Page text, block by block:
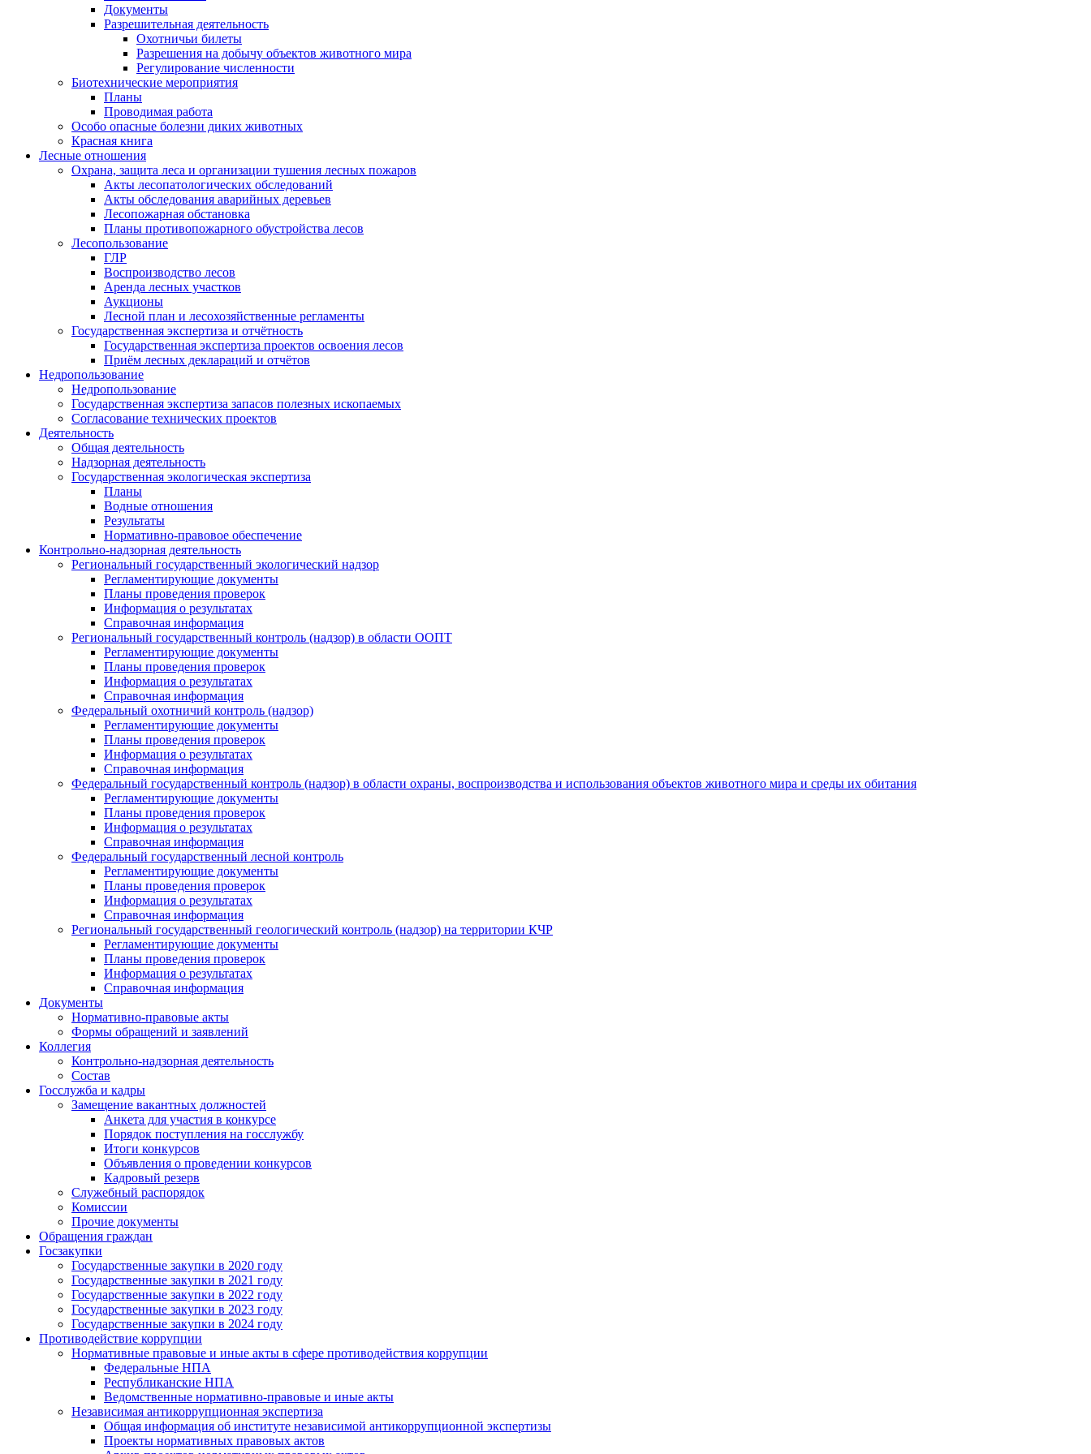
Документы
Разрешительная деятельность
Охотничьи билеты
Разрешения на добычу объектов животного мира
Регулирование численности
Биотехнические мероприятия
Планы
Проводимая работа
Особо опасные болезни диких животных
Красная книга
Лесные отношения
Охрана, защита леса и организации тушения лесных пожаров
Акты лесопатологических обследований
Акты обследования аварийных деревьев
Лесопожарная обстановка
Планы противопожарного обустройства лесов
Лесопользование
ГЛР
Воспроизводство лесов
Аренда лесных участков
Аукционы
Лесной план и лесохозяйственные регламенты
Государственная экспертиза и отчётность
Государственная экспертиза проектов освоения лесов
Приём лесных деклараций и отчётов
Недропользование
Недропользование
Государственная экспертиза запасов полезных ископаемых
Согласование технических проектов
Деятельность
Общая деятельность
Надзорная деятельность
Государственная экологическая экспертиза
Планы
Водные отношения
Результаты
Нормативно-правовое обеспечение
Контрольно-надзорная деятельность
Региональный государственный экологический надзор
Регламентирующие документы
Планы проведения проверок
Информация о результатах
Справочная информация
Региональный государственный контроль (надзор) в области ООПТ
Регламентирующие документы
Планы проведения проверок
Информация о результатах
Справочная информация
Федеральный охотничий контроль (надзор)
Регламентирующие документы
Планы проведения проверок
Информация о результатах
Справочная информация
Федеральный государственный контроль (надзор) в области охраны, воспроизводства и использования объектов животного мира и среды их обитания
Регламентирующие документы
Планы проведения проверок
Информация о результатах
Справочная информация
Федеральный государственный лесной контроль
Регламентирующие документы
Планы проведения проверок
Информация о результатах
Справочная информация
Региональный государственный геологический контроль (надзор) на территории КЧР
Регламентирующие документы
Планы проведения проверок
Информация о результатах
Справочная информация
Документы
Нормативно-правовые акты
Формы обращений и заявлений
Коллегия
Контрольно-надзорная деятельность
Состав
Госслужба и кадры
Замещение вакантных должностей
Анкета для участия в конкурсе
Порядок поступления на госслужбу
Итоги конкурсов
Объявления о проведении конкурсов
Кадровый резерв
Служебный распорядок
Комиссии
Прочие документы
Обращения граждан
Госзакупки
Государственные закупки в 2020 году
Государственные закупки в 2021 году
Государственные закупки в 2022 году
Государственные закупки в 2023 году
Государственные закупки в 2024 году
Противодействие коррупции
Нормативные правовые и иные акты в сфере противодействия коррупции
Федеральные НПА
Республиканские НПА
Ведомственные нормативно-правовые и иные акты
Независимая антикоррупционная экспертиза
Общая информация об институте независимой антикоррупционной экспертизы
Проекты нормативных правовых актов